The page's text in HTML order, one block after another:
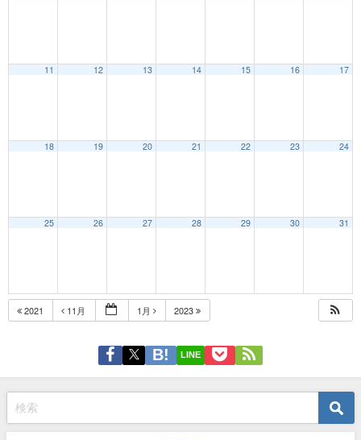
11 12 13 14 15 16 17
18 19 20 21 22 23 24
25 26 27 28 29 30 31
2021 11月 1月 2023
LINE